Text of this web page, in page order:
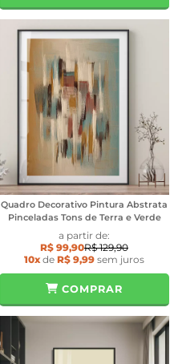
Quadro Decorativo Pintura Abstrata
Pinceladas Tons de Terra e Verde
a partir de:
R$ 99,90R$ 129,90
10xde R$ 9,99 sem juros
COMPRAR